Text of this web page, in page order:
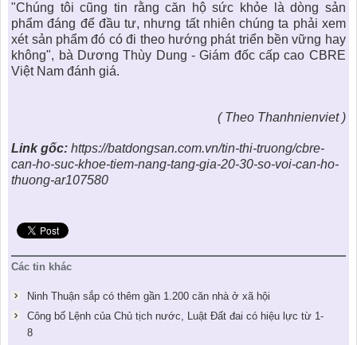
"Chúng tôi cũng tin rằngcăn hộ sức khỏe là dòng sản
phẩm đáng để đầu tư, nhưng tất nhiên chúng ta phải xem
xét sản phẩm đó có đi theo hướng phát triển bền vững hay
không", bà Dương Thùy Dung - Giám đốc cấp cao CBRE
Việt Nam đánh giá.
( Theo Thanhnienviet )
Link gốc: https://batdongsan.com.vn/tin-thi-truong/cbre-
can-ho-suc-khoe-tiem-nang-tang-gia-20-30-so-voi-can-ho-
thuong-ar107580
Các tin khác
Ninh Thuận sắp có thêm gần 1.200 căn nhà ở xã hội
Công bố Lệnh của Chủ tịch nước, Luật Đất đai có hiệu lực từ 1-
8